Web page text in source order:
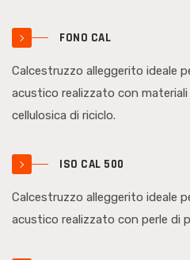
FONO CAL
Calcestruzzo alleggerito ideale
acustico realizzato con materiali
cellulosica di riciclo.
ISO CAL 500
Calcestruzzo alleggerito ideale
acustico realizzato con perle di